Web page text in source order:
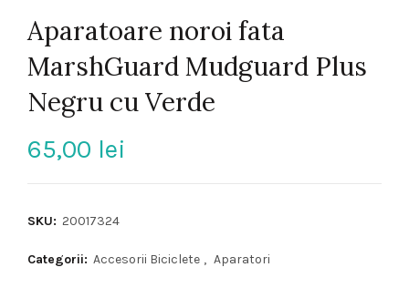
Aparatoare noroi fata
MarshGuard Mudguard Plus
Negru cu Verde
65,00 lei
SKU: 20017324
Categorii: Accesorii Biciclete , Aparatori